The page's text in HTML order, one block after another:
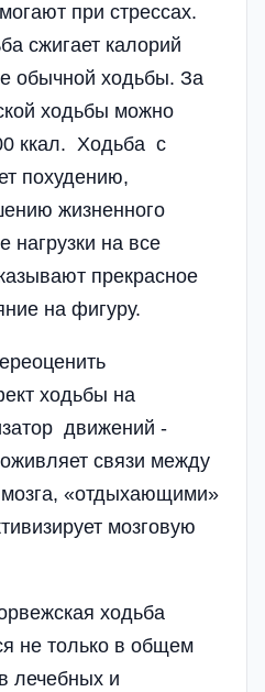
при стрессах.
сжигает калори­й
обычной ходьбы. За
ходьбы можно
ккал. Ходьба с
похудению,
жизненного
нагрузки на все
прекрасное
на фигуру.
ходьбы на
движений -
связи между
«отдыхающими»
мозговую
ходьба
не только в общем
лечебных и